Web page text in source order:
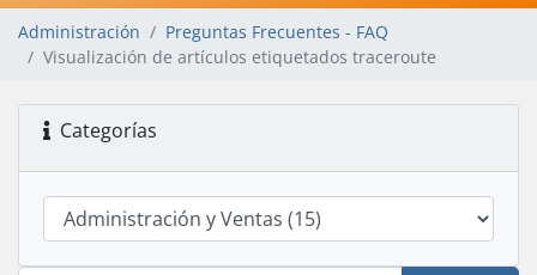
Administración
Preguntas Frecuentes - FAQ
Visualización de artículos etiquetados traceroute
Categorías